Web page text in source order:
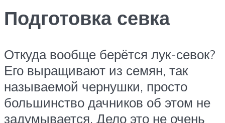
Подготовка севка
Откуда вообще берётся лук-севок?
Его выращивают из семян, так
называемой чернушки, просто
большинство дачников об этом не
задумывается. Дело это не очень